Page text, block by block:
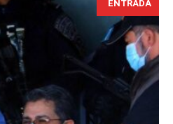
ENTRADA